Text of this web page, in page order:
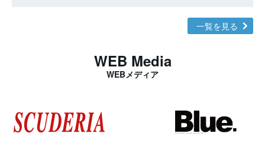
一覧を見る
WEB Media
WEBメディア